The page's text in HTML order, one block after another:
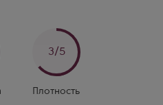
3/5
Плотность